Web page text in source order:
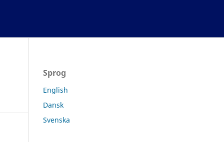
Sprog
English
Dansk
Svenska